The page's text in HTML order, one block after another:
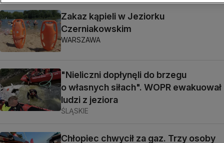
Zakaz kąpieli w Jeziorku
Czerniakowskim
WARSZAWA
"Nieliczni dopłynęli do brzegu
o własnych siłach". WOPR ewakuował
ludzi z jeziora
ŚLĄSKIE
Chłopiec chwycił za gaz. Trzy osoby